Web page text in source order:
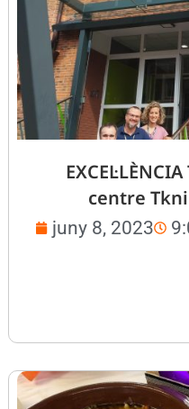
centre
juny 8, 2023